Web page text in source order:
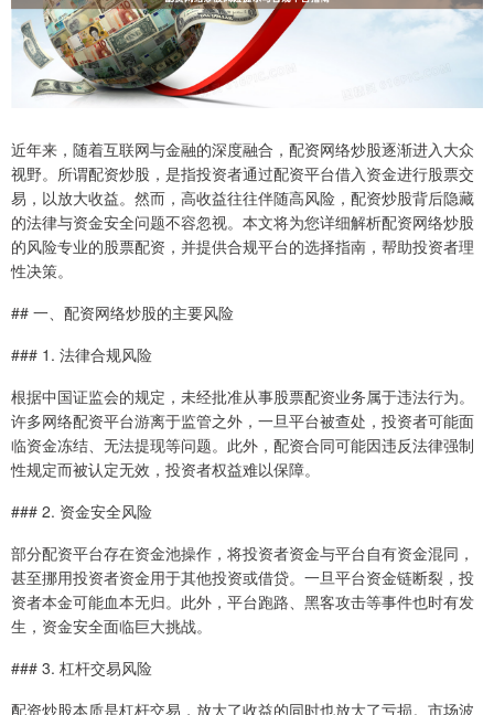
近年来，随着互联网与金融的深度融合，配资网络炒股逐渐进入大众
视野。所谓配资炒股，是指投资者通过配资平台借入资金进行股票交
易，以放大收益。然而，高收益往往伴随高风险，配资炒股背后隐藏
的法律与资金安全问题不容忽视。本文将为您详细解析配资网络炒股
的风险专业的股票配资，并提供合规平台的选择指南，帮助投资者理
性决策。
## 一、配资网络炒股的主要风险
### 1. 法律合规风险
根据中国证监会的规定，未经批准从事股票配资业务属于违法行为。
许多网络配资平台游离于监管之外，一旦平台被查处，投资者可能面
临资金冻结、无法提现等问题。此外，配资合同可能因违反法律强制
性规定而被认定无效，投资者权益难以保障。
### 2. 资金安全风险
部分配资平台存在资金池操作，将投资者资金与平台自有资金混同，
甚至挪用投资者资金用于其他投资或借贷。一旦平台资金链断裂，投
资者本金可能血本无归。此外，平台跑路、黑客攻击等事件也时有发
生，资金安全面临巨大挑战。
### 3. 杠杆交易风险
配资炒股本质是杠杆交易，放大了收益的同时也放大了亏损。市场波